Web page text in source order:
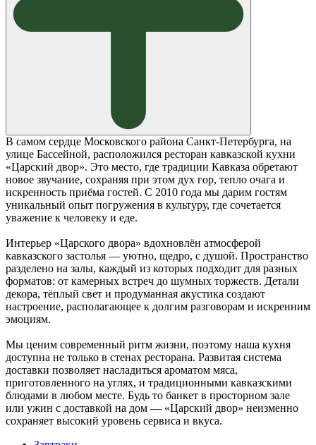
В самом сердце Московского района Санкт-Петербурга, на
улице Бассейной, расположился ресторан кавказской кухни
«Царский двор». Это место, где традиции Кавказа обретают
новое звучание, сохраняя при этом дух гор, тепло очага и
искренность приёма гостей. С 2010 года мы дарим гостям
уникальный опыт погружения в культуру, где сочетается
уважение к человеку и еде.
Интерьер «Царского двора» вдохновлён атмосферой
кавказского застолья — уютно, щедро, с душой. Пространство
разделено на залы, каждый из которых подходит для разных
форматов: от камерных встреч до шумных торжеств. Детали
декора, тёплый свет и продуманная акустика создают
настроение, располагающее к долгим разговорам и искренним
эмоциям.
Мы ценим современный ритм жизни, поэтому наша кухня
доступна не только в стенах ресторана. Развитая система
доставки позволяет насладиться ароматом мяса,
приготовленного на углях, и традиционными кавказскими
блюдами в любом месте. Будь то банкет в просторном зале
или ужин с доставкой на дом — «Царский двор» неизменно
сохраняет высокий уровень сервиса и вкуса.